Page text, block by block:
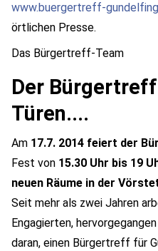
www.buergertreff-
örtlichen Presse.
Das Bürgertreff-Team
Der
Türen....
Am 17.7. 2014 feiert der
Fest von 15.30 Uhr bis 19
neuen Räume in der
Seit mehr als zwei Jahren
Engagierten,
daran, einen Bürgertreff für